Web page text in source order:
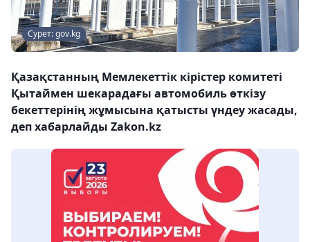
Сурет: gov.kg
Қазақстанның Мемлекеттік кірістер комитеті
Қытаймен шекарадағы автомобиль өткізу
бекеттерінің жұмысына қатысты үндеу жасады,
деп хабарлайды Zakon.kz